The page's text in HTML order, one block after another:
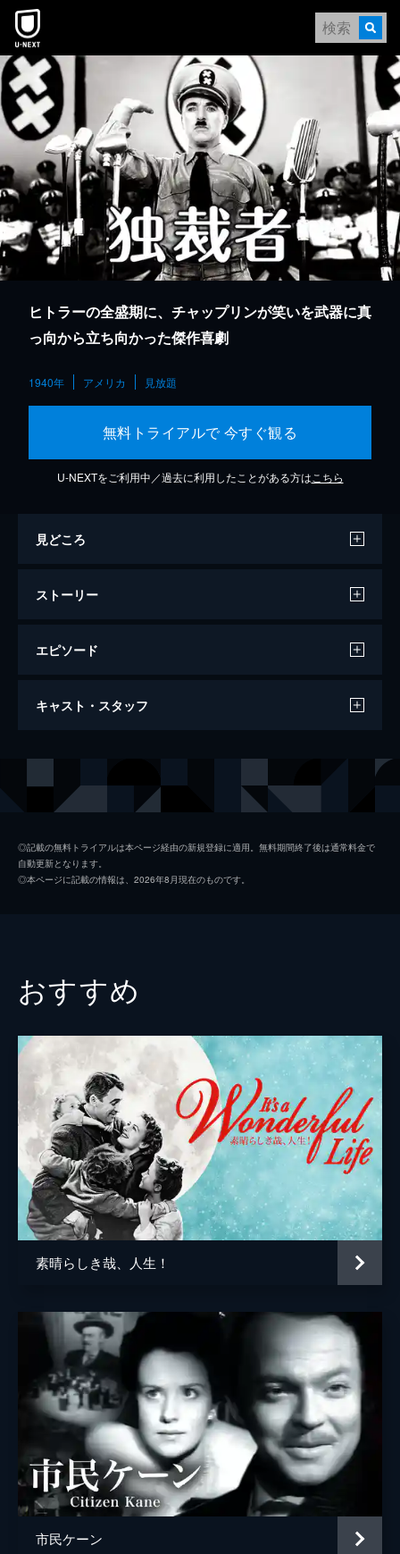
本文へスキップ
ヒトラーの全盛期に、チャップリンが笑いを武器に真
っ向から立ち向かった傑作喜劇
1940年 アメリカ 見放題
無料トライアルで 今すぐ観る
U-NEXTをご利用中／過去に利用したことがある方は こちら
見どころ
ストーリー
エピソード
独裁者
キャスト・スタッフ
ジャック・オーキー
音楽
製作 チャールズ・チャップリン
◎記載の無料トライアルは本ページ経由の新規登録に適用。無料期間終了後は通常料金で
自動更新となります。
◎本ページに記載の情報は、2026年8月現在のものです。
おすすめ
素晴らしき哉、人生！
市民ケーン